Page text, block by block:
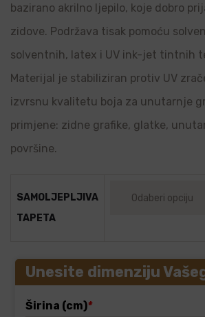
bazirano akrilno ljepilo, koje dobro
zidove. Podržava tisak pomoću
solventnih, latex i UV ink-jet tintnih
Materijal je stabiliziran protiv UV
izvrsnu kvalitetu boja za unutarnje
primjene: zidne grafike, glatke,
površine.
SAMOLJEPLJIVA
TAPETA
Unesite dimenziju
Širina (cm)*